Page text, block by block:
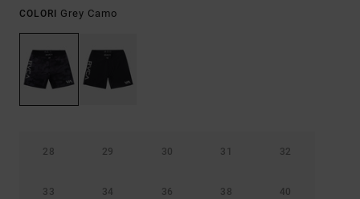
COLORI Grey Camo
28 29 30 31 32
33 34 36 38 40